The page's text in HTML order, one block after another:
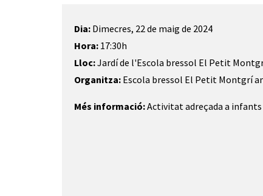
Dia: Dimecres, 22 de maig de 2024
Hora: 17:30h
Lloc:Jardí de l'Escola bressol El Petit
Organitza: Escola bressol El Petit Montgrí
Més informació:Activitat adreçada a infants